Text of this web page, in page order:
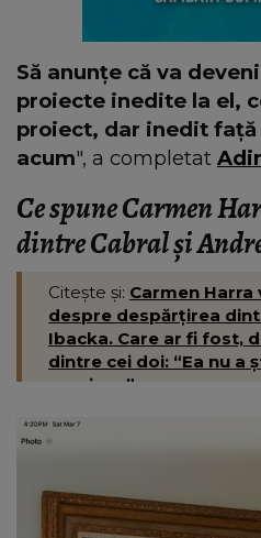
Să anunțe că va
proiecte inedite la el,
proiect, dar inedit față
acum", a completat
Ce spune Carmen
dintre Cabral și
Citește și: Carmen
despre despărțirea
Ibacka. Care ar fi fost,
dintre cei doi: “Ea nu a
exprime.”